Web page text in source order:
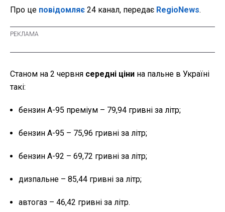
Про це повідомляє 24 канал, передає RegioNews.
Станом на 2 червня середні ціни на пальне в Україні
такі:
бензин А-95 преміум – 79,94 гривні за літр;
бензин А-95 – 75,96 гривні за літр;
бензин А-92 – 69,72 гривні за літр;
дизпальне – 85,44 гривні за літр;
автогаз – 46,42 гривні за літр.